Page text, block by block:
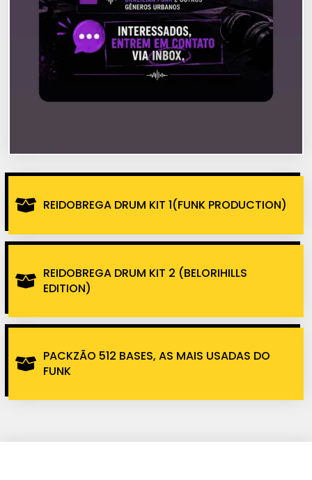
REIDOBREGA DRUM KIT 1(FUNK PRODUCTION)
REIDOBREGA DRUM KIT 2 (BELORIHILLS
EDITION)
PACKZÃO 512 BASES, AS MAIS USADAS DO
FUNK